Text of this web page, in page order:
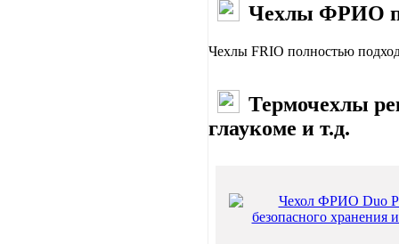
Чехлы ФРИО
Чехлы FRIO полностью
Термочехлы
глаукоме и т.д.